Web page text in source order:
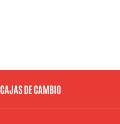
CAJAS DE CAMBIO